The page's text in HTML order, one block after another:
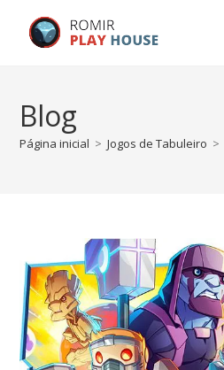
Blog
Página inicial > Jogos de Tabuleiro >